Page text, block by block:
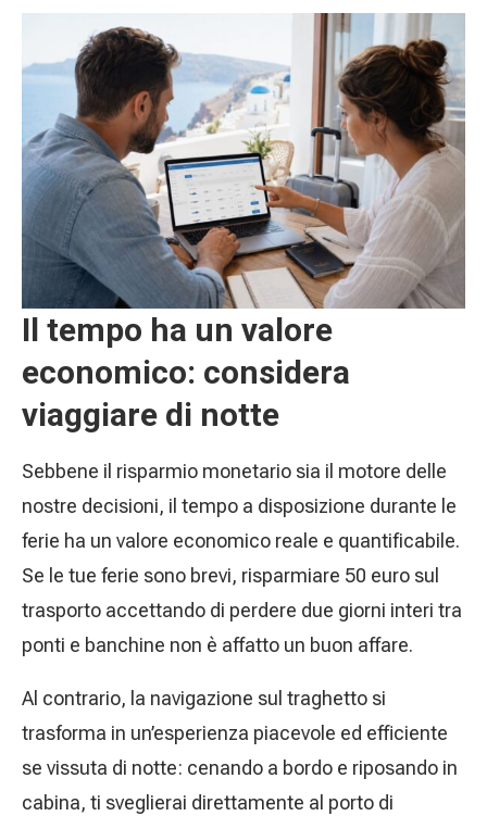
Il tempo ha un valore
economico: considera
viaggiare di notte
Sebbene il risparmio monetario sia il motore delle
nostre decisioni, il tempo a disposizione durante le
ferie ha un valore economico reale e quantificabile.
Se le tue ferie sono brevi, risparmiare 50 euro sul
trasporto accettando di perdere due giorni interi tra
ponti e banchine non è affatto un buon affare.
Al contrario, la navigazione sul traghetto si
trasforma in un’esperienza piacevole ed efficiente
se vissuta di notte: cenando a bordo e riposando in
cabina, ti sveglierai direttamente al porto di